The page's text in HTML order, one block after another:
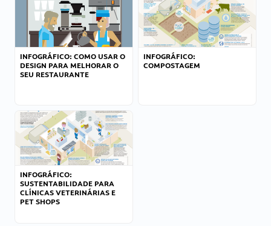
INFOGRÁFICO: COMO USAR O
DESIGN PARA MELHORAR O
SEU RESTAURANTE
INFOGRÁFICO:
COMPOSTAGEM
INFOGRÁFICO:
SUSTENTABILIDADE PARA
CLÍNICAS VETERINÁRIAS E
PET SHOPS